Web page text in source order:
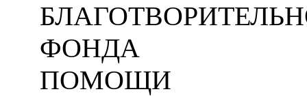
ФОНДА
ПОМОЩИ